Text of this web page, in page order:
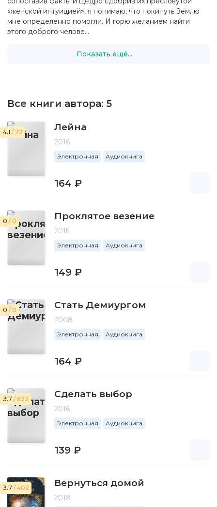
«женской интуицией», я понимаю, что покинуть Землю
мне определенно помогли. И горю желанием найти
этого доброго челове...
Показать ещё...
Все книги автора: 5
4.1 / 22 Лейна
2016
Электронная Аудиокнига
164 ₽
0 / 0 Проклятое везение
2015
Электронная Аудиокнига
149 ₽
0 / 0 Стать Демиургом
2008
Электронная Аудиокнига
164 ₽
3.7 / 833 Сделать выбор
2016
Электронная Аудиокнига
139 ₽
3.7 / 402 Вернуться домой
2018